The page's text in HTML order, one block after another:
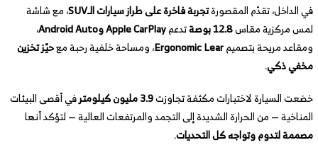
في الداخل، تقدّم المقصورةتجربة فاخرة على طراز سيارات الـSUV
، مع شاشة
لمس مركزية مقاس12.8 بوصة تدعمApple CarPlay وAndroid Auto
،
ومقاعد مريحة بتصميمErgonomic Lear، ومساحة خلفية رحبة معحيّز تخزين
مخفي ذكي.
خضعت السيارة لاختبارات مكثفة تجاوزت3.9 مليون كيلومتر
في أقصى البيئات
المناخية — من الحرارة الشديدة إلى التجمد والمرتفعات العالية — لتؤكد أنها
مصممة لتدوم وتواجه كل التحديات.